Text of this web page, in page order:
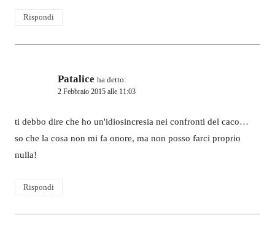
Rispondi
Patalice ha detto:
2 Febbraio 2015 alle 11:03
ti debbo dire che ho un'idiosincresia nei confronti del caco…
so che la cosa non mi fa onore, ma non posso farci proprio
nulla!
Rispondi